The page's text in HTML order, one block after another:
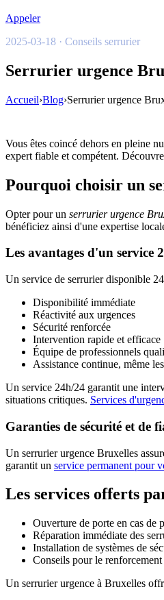
Appeler
2025-03-18 · Conseils serrurier
Serrurier urgence
Accueil›Blog›Serrurier urgence
Vous êtes coincé dehors en pleine
expert fiable et compétent.
Pourquoi choisir un
Opter pour un serrurier urgence
bénéficiez ainsi d'une expertise
Les avantages d'un service
Un service de serrurier disponible
Disponibilité immédiate
Réactivité aux urgences
Sécurité renforcée
Intervention rapide et efficace
Équipe de professionnels
Assistance continue, même
Un service 24h/24 garantit une
situations critiques. Services
Garanties de sécurité et de
Un serrurier urgence Bruxelles
garantit un service permanent pour
Les services offerts
Ouverture de porte en cas de
Réparation immédiate des
Installation de systèmes de
Conseils pour le
Un serrurier urgence à Bruxelles